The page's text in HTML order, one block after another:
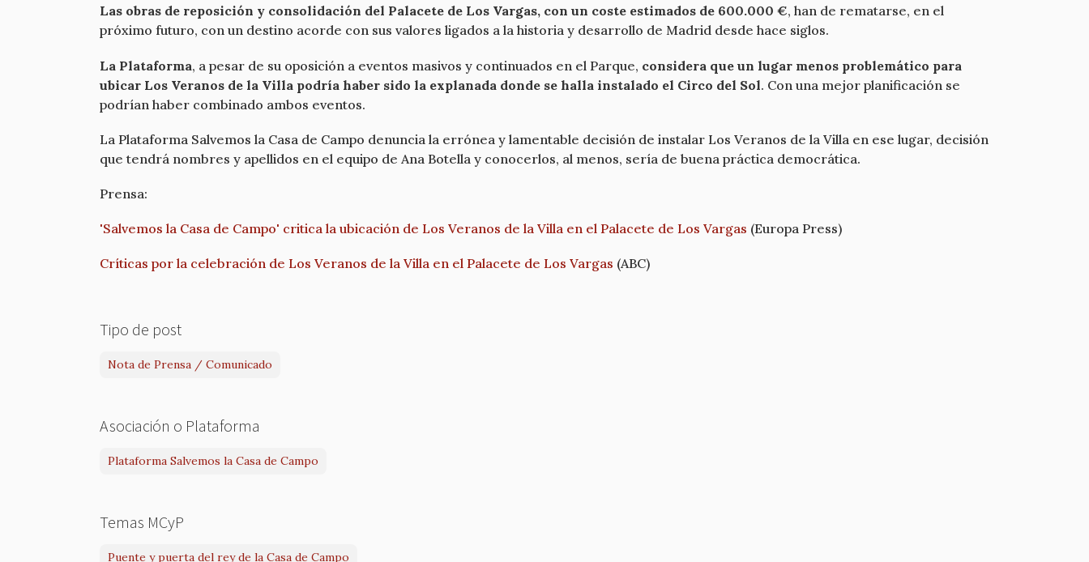
Las obras de reposición y consolidación del Palacete de Los Vargas, con un coste estimados de 600.000 €, han de rematarse, en el
próximo futuro, con un destino acorde con sus valores ligados a la historia y desarrollo de Madrid desde hace siglos.
La Plataforma, a pesar de su oposición a eventos masivos y continuados en el Parque, considera que un lugar menos problemático para
ubicar Los Veranos de la Villa podría haber sido la explanada donde se halla instalado el Circo del Sol. Con una mejor planificación se
podrían haber combinado ambos eventos.
La Plataforma Salvemos la Casa de Campo denuncia la errónea y lamentable decisión de instalar Los Veranos de la Villa en ese lugar, decisión
que tendrá nombres y apellidos en el equipo de Ana Botella y conocerlos, al menos, sería de buena práctica democrática.
Prensa:
'Salvemos la Casa de Campo' critica la ubicación de Los Veranos de la Villa en el Palacete de Los Vargas (Europa Press)
Críticas por la celebración de Los Veranos de la Villa en el Palacete de Los Vargas (ABC)
Tipo de post
Nota de Prensa / Comunicado
Asociación o Plataforma
Plataforma Salvemos la Casa de Campo
Temas MCyP
Puente y puerta del rey de la Casa de Campo